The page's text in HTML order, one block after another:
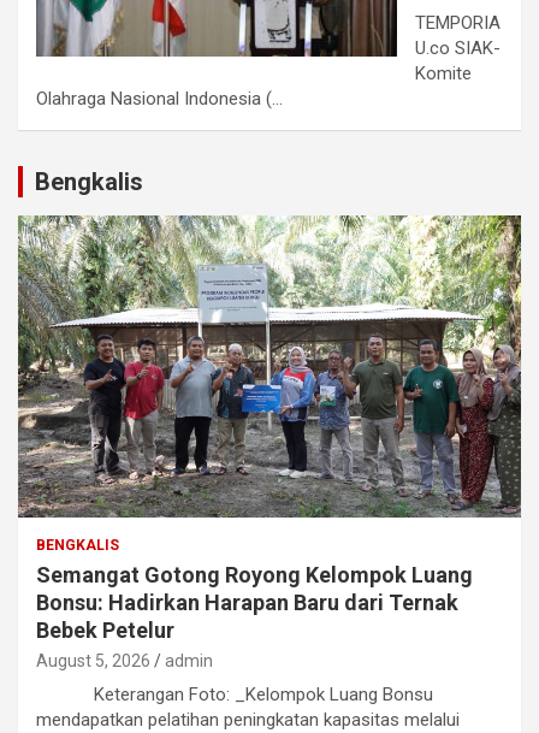
TEMPORIA
U.co SIAK-
Komite
Olahraga Nasional Indonesia (...
Bengkalis
BENGKALIS
Semangat Gotong Royong Kelompok Luang
Bonsu: Hadirkan Harapan Baru dari Ternak
Bebek Petelur
August 5, 2026 admin
Keterangan Foto: _Kelompok Luang Bonsu
mendapatkan pelatihan peningkatan kapasitas melalui